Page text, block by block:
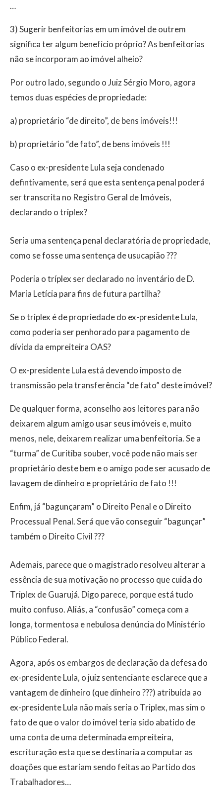
…
3) Sugerir benfeitorias em um imóvel de outrem
significa ter algum benefício próprio? As benfeitorias
não se incorporam ao imóvel alheio?
Por outro lado, segundo o Juiz Sérgio Moro, agora
temos duas espécies de propriedade:
a) proprietário “de direito”, de bens imóveis!!!
b) proprietário “de fato”, de bens imóveis !!!
Caso o ex-presidente Lula seja condenado
defintivamente, será que esta sentença penal poderá
ser transcrita no Registro Geral de Imóveis,
declarando o triplex?
Seria uma sentença penal declaratória de propriedade,
como se fosse uma sentença de usucapião ???
Poderia o tríplex ser declarado no inventário de D.
Maria Letícia para fins de futura partilha?
Se o triplex é de propriedade do ex-presidente Lula,
como poderia ser penhorado para pagamento de
dívida da empreiteira OAS?
O ex-presidente Lula está devendo imposto de
transmissão pela transferência “de fato” deste imóvel?
De qualquer forma, aconselho aos leitores para não
deixarem algum amigo usar seus imóveis e, muito
menos, nele, deixarem realizar uma benfeitoria. Se a
“turma” de Curitiba souber, você pode não mais ser
proprietário deste bem e o amigo pode ser acusado de
lavagem de dinheiro e proprietário de fato !!!
Enfim, já “bagunçaram” o Direito Penal e o Direito
Processual Penal. Será que vão conseguir “bagunçar”
também o Direito Civil ???
Ademais, parece que o magistrado resolveu alterar a
essência de sua motivação no processo que cuida do
Triplex de Guarujá. Digo parece, porque está tudo
muito confuso. Aliás, a “confusão” começa com a
longa, tormentosa e nebulosa denúncia do Ministério
Público Federal.
Agora, após os embargos de declaração da defesa do
ex-presidente Lula, o juiz sentenciante esclarece que a
vantagem de dinheiro (que dinheiro ???) atribuída ao
ex-presidente Lula não mais seria o Triplex, mas sim o
fato de que o valor do imóvel teria sido abatido de
uma conta de uma determinada empreiteira,
escrituração esta que se destinaria a computar as
doações que estariam sendo feitas ao Partido dos
Trabalhadores…